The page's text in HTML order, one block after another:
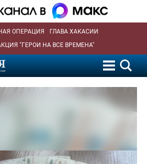
ОПЕРАЦИЯ
ГЛАВА ХАКАСИИ
"ГЕРОИ НА ВСЕ ВРЕМЕНА"